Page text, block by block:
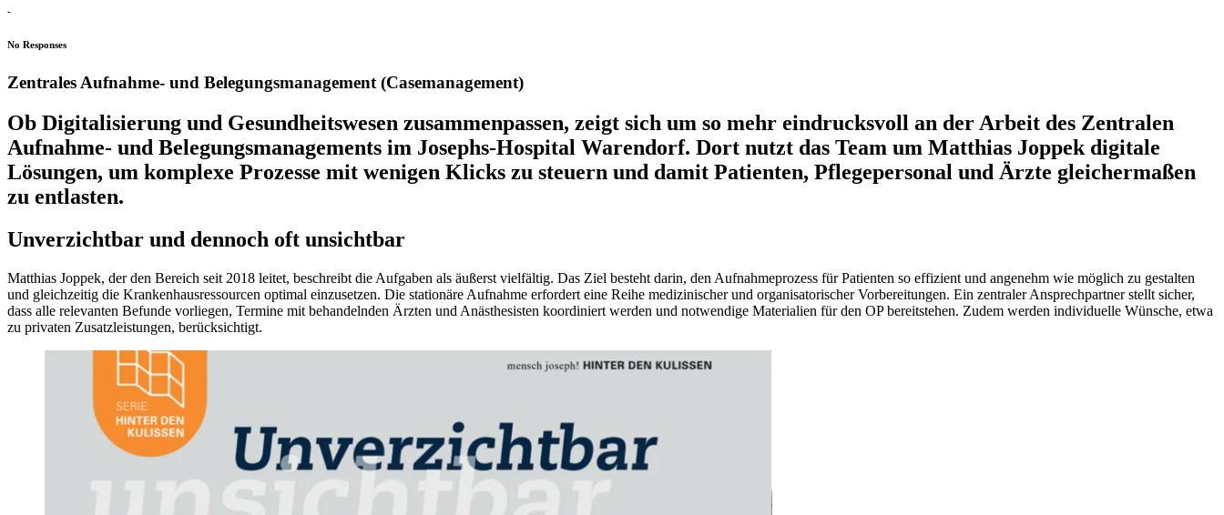
-
No Responses
Zentrales Aufnahme- und Belegungsmanagement (Casemanagement)
Ob Digitalisierung und Gesundheitswesen zusammenpassen, zeigt sich um so mehr eindrucksvoll an der Arbeit des Zentralen
Aufnahme- und Belegungsmanagements im Josephs-Hospital Warendorf. Dort nutzt das Team um Matthias Joppek digitale
Lösungen, um komplexe Prozesse mit wenigen Klicks zu steuern und damit Patienten, Pflegepersonal und Ärzte gleichermaßen
zu entlasten.
Unverzichtbar und dennoch oft unsichtbar
Matthias Joppek, der den Bereich seit 2018 leitet, beschreibt die Aufgaben als äußerst vielfältig. Das Ziel besteht darin, den Aufnahmeprozess für Patienten so effizient und angenehm wie möglich zu gestalten
und gleichzeitig die Krankenhausressourcen optimal einzusetzen. Die stationäre Aufnahme erfordert eine Reihe medizinischer und organisatorischer Vorbereitungen. Ein zentraler Ansprechpartner stellt sicher,
dass alle relevanten Befunde vorliegen, Termine mit behandelnden Ärzten und Anästhesisten koordiniert werden und notwendige Materialien für den OP bereitstehen. Zudem werden individuelle Wünsche, etwa
zu privaten Zusatzleistungen, berücksichtigt.